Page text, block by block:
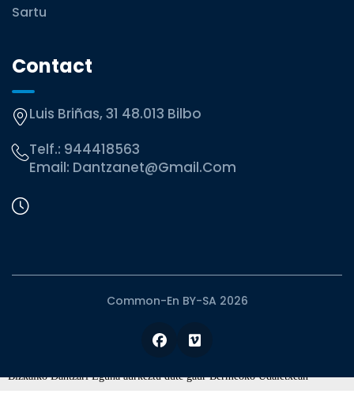
Bizkaiko Dantzari Eguna aurkeztu dute gaur Bermeoko Udaletxean
Sartu
Contact
Luis Briñas, 31 48.013 Bilbo
Telf.: 944418563
Email: Dantzanet@gmail.com
Common-En BY-SA 2026
Facebook
Vimeo